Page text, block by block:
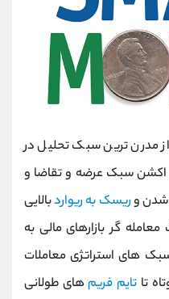
مدرن ترین سبک تحلیل در
اکشن سبک عرضه و تقاضا و
شدن وریسک به ریواردبالایی
گر بازارهای مالی به
های استراتژی معاملات
تا تایم فریم های طولانی